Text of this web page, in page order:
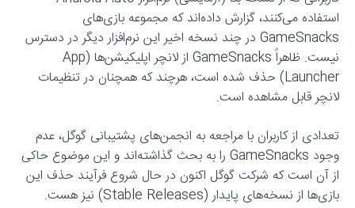
استفاده می‌کنند، گزارش داده‌اند که مجموعه بازی‌های
GameSnacks در چند نسخه اخیر این نرم‌افزار دیگر در دسترس
نیست. ظاهراً GameSnacks از لانچر اپلیکیشن‌ها (App
Launcher) حذف شده است، هرچند که همچنان در تنظیمات
لانچر قابل مشاهده است.
تعدادی از کاربران با مراجعه به انجمن‌های پشتیبانی گوگل، عدم
وجود GameSnacks را به بحث گذاشته‌اند و این موضوع حاکی
از آن است که شرکت گوگل اکنون در حال شروع فرآیند حذف این
بازی‌ها از نسخه‌های پایدار (Stable Releases) نیز هست.